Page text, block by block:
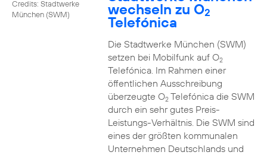
Credits: Stadtwerke
München (SWM)
wechseln zu O2
Telefónica
Die Stadtwerke München (SWM)
setzen bei Mobilfunk auf O2
Telefónica. Im Rahmen einer
öffentlichen Ausschreibung
überzeugte O2Telefónica die SWM
durch ein sehr gutes Preis-
Leistungs-Verhältnis. Die SWM sind
eines der größten kommunalen
Unternehmen Deutschlands und